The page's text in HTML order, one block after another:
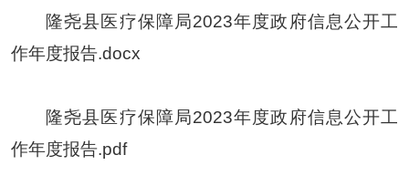
隆尧县医疗保障局2023年度政府信息公开工
作年度报告.docx
隆尧县医疗保障局2023年度政府信息公开工
作年度报告.pdf